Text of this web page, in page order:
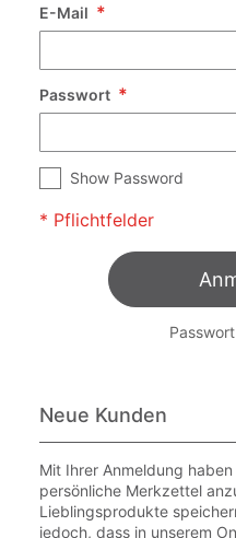
E-Mail
Passwort
Show Password
Neue Kunden
Mit Ihrer Anmeldung
persönliche Merkzettel
Lieblingsprodukte
jedoch, dass in unserem